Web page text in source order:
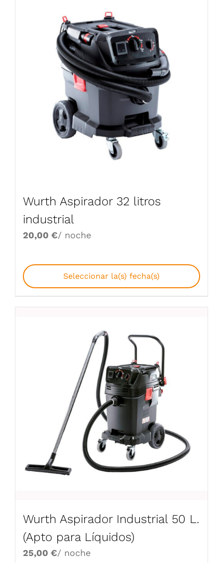
Wurth Aspirador 32 litros
industrial
20,00 €/ noche
Seleccionar la(s) fecha(s)
Wurth Aspirador Industrial 50 L.
(Apto para Líquidos)
25,00 €/ noche